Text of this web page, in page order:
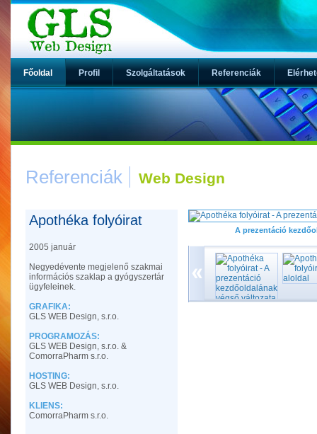
Főoldal Profil Szolgáltatások Referenciák
Referenciák Web Design
Apothéka folyóirat
2005 január
Negyedévente megjelenő szakmai
információs szaklap a gyógyszertár
ügyfeleinek.
GRAFIKA:
GLS WEB Design, s.r.o.
PROGRAMOZÁS:
GLS WEB Design, s.r.o. &
ComorraPharm s.r.o.
HOSTING:
GLS WEB Design, s.r.o.
KLIENS:
ComorraPharm s.r.o.
A prezentáció